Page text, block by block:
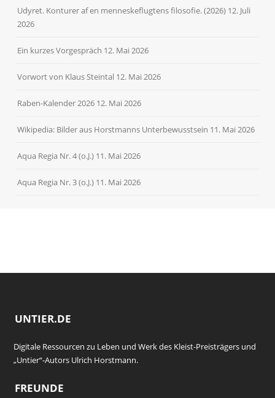
Udyret. Konturer af en menneskeflugtens filosofie. (2026) 12. Juli
2026
Ein kurzes Vorgespräch 12. Mai 2026
Vorwort von Klaus Steintal 12. Mai 2026
Raben-Kalender 2026 12. Mai 2026
Wikipedia: Bilder aus Horstmanns Unterbewusstsein 11. Mai 2026
Aqua Regia Nr. 4 (o.J.) 11. Mai 2026
Aqua Regia Nr. 3 (o.J.) 11. Mai 2026
UNTIER.DE
Digitale Ressourcen zu Leben und Werk des Kleist-Preisträgers und
„Untier“-Autors Ulrich Horstmann.
FREUNDE